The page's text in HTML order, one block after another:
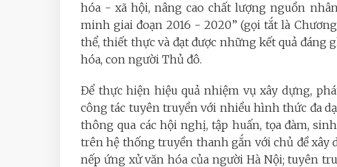
hóa - xã hội, nâng cao chất lượng nguồn
minh giai đoạn 2016 - 2020” (gọi tắt là
thể, thiết thực và đạt được những kết quả
hóa, con người Thủ đô.
Để thực hiện hiệu quả nhiệm vụ xây dựng,
công tác tuyên truyền với nhiều hình thức đa
thông qua các hội nghị, tập huấn, tọa đàm,
trên hệ thống truyền thanh gắn với chủ đề xây
nếp ứng xử văn hóa của người Hà Nội; tuyên